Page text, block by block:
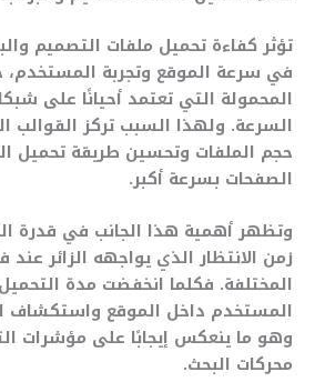
تؤثر كفاءة تحميل ملفات التصميم
في سرعة الموقع وتجربة المستخدم،
المحمولة التي تعتمد أحيانًا على
السرعة. ولهذا السبب تركز القوالب
حجم الملفات وتحسين طريقة تحميل
الصفحات بسرعة أكبر.
وتظهر أهمية هذا الجانب في قدرة
زمن الانتظار الذي يواجهه الزائر
المختلفة. فكلما انخفضت مدة
المستخدم داخل الموقع واستكشاف
وهو ما ينعكس إيجابًا على مؤشرات
محركات البحث.